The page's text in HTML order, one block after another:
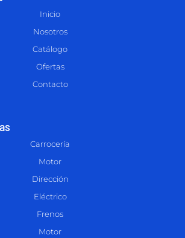
Inicio
Nosotros
Catálogo
Ofertas
Contacto
Carrocería
Motor
Dirección
Eléctrico
Frenos
Motor